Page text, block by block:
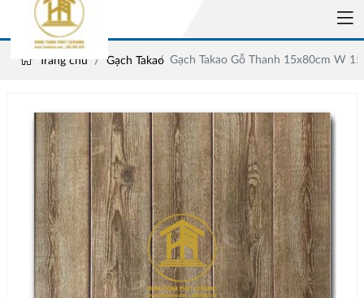
Trang chủ Gạch Takao Gạch Takao Gỗ Thanh 15x80cm W